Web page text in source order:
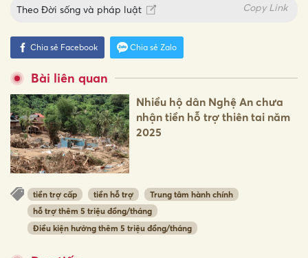
Theo Đời sống và pháp luật Copy Link
Chia sẻ Facebook Chia sẻ Zalo
Bài liên quan
Nhiều hộ dân Nghệ An chưa
nhận tiền hỗ trợ thiên tai năm
2025
tiền trợ cấp tiền hỗ trợ
Trung tâm hành chính
hỗ trợ thêm 5 triệu đồng/tháng
Điều kiện hưởng thêm 5 triệu đồng/tháng